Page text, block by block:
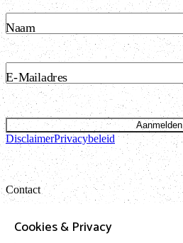
Cookies & Privacy
Naam
E-Mailadres
Aanmelden
DisclaimerPrivacybeleid
Contact
Bataviastraat 24 unit 1.13